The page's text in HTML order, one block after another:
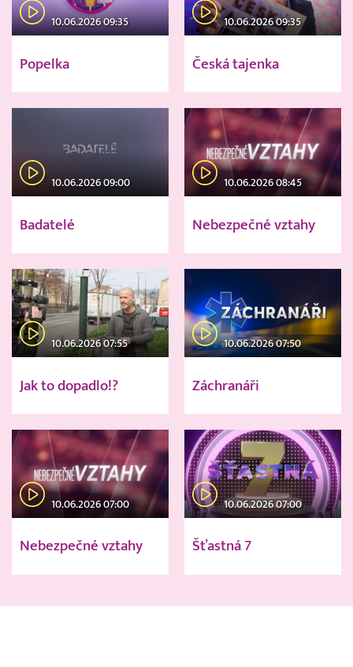
10.06.2026 09:35
Popelka
10.06.2026 09:35
Česká tajenka
10.06.2026 09:00
Badatelé
10.06.2026 08:45
Nebezpečné vztahy
10.06.2026 07:55
Jak to dopadlo!?
10.06.2026 07:50
Záchranáři
10.06.2026 07:00
Nebezpečné vztahy
10.06.2026 07:00
Šťastná 7